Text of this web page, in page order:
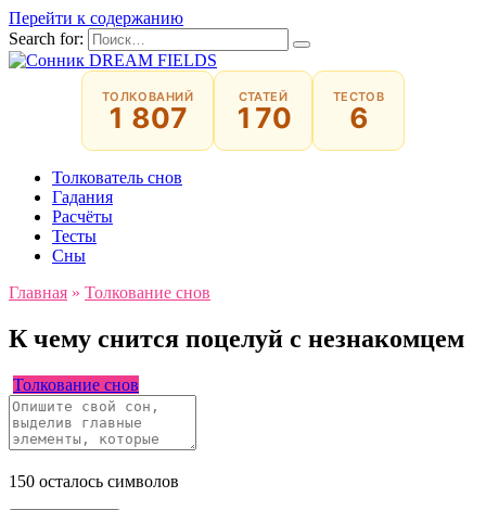
Перейти к содержанию
Search for:
ТОЛКОВАНИЙ
1 807
СТАТЕЙ
170
ТЕСТОВ
6
Толкователь снов
Гадания
Расчёты
Тесты
Сны
Главная » Толкование снов
К чему снится поцелуй с незнакомцем
Толкование снов
150 осталось символов